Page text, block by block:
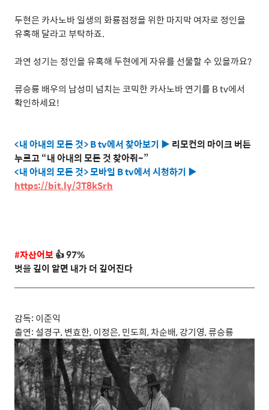
두현은 카사노바 일생의 화룡점정을 위한 마지막 여자로 정인을
유혹해 달라고 부탁하죠.
과연 성기는 정인을 유혹해 두현에게 자유를 선물할 수 있을까요?
류승룡 배우의 남성미 넘치는 코믹한 카사노바 연기를 B tv에서
확인하세요!
<내 아내의 모든 것> B tv에서 찾아보기 ▶ 리모컨의 마이크 버튼
누르고“내 아내의 모든 것 찾아줘~”
<내 아내의 모든 것>모바일 B tv에서 시청하기 ▶
https://bit.ly/3T8kSrh
#자산어보👍97%
벗을 깊이 알면 내가 더 깊어진다
감독: 이준익
출연: 설경구,변효한,이정은,민도희,차순배,강기영,류승룡